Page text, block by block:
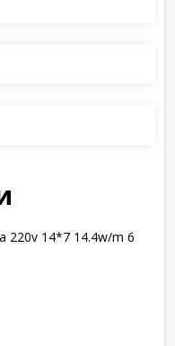
220v 14*7 14.4w/m 6